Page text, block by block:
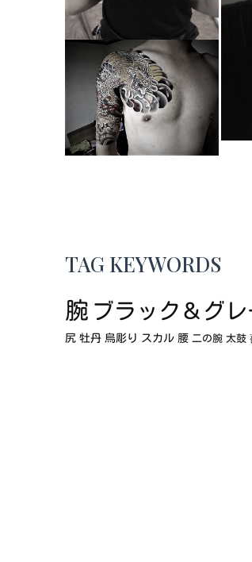
TAG KEYWORDS
腕 ブラック＆グレ
尻 牡丹 烏彫り スカル 腰 二の腕 太鼓